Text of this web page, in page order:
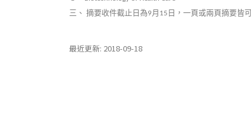
三、 摘要收件截止日為9月 15 日，一頁或兩頁摘要皆
最近更新: 2018-09-18